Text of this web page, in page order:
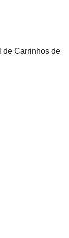
de Carrinhos de